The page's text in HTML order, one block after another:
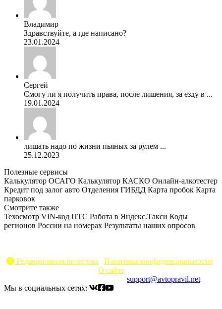
Владимир
Здравствуйте, а где написано?
23.01.2024
Сергей
Смогу ли я получить права, после лишения, за езду в ...
19.01.2024
лишать надо по жизни пьяных за рулем ...
25.12.2023
Полезные сервисы
Калькулятор ОСАГО Калькулятор КАСКО Онлайн-алкотестер
Кредит под залог авто Отделения ГИБДД Карта пробок Карта
парковок
Смотрите также
Техосмотр VIN-код ПТС Работа в Яндекс.Такси Коды
регионов России на номерах Результаты наших опросов
Редакционная политика
Политика конфиденциальности
О сайте
support@avtopravil.net
Мы в социальных сетях: